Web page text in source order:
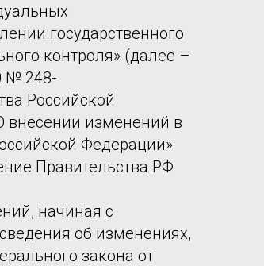
государственного
контроля» (далее –
№ 248-
Российской
внесении изменений в
Федерации»
Правительства РФ
начиная с
об изменениях,
закона от